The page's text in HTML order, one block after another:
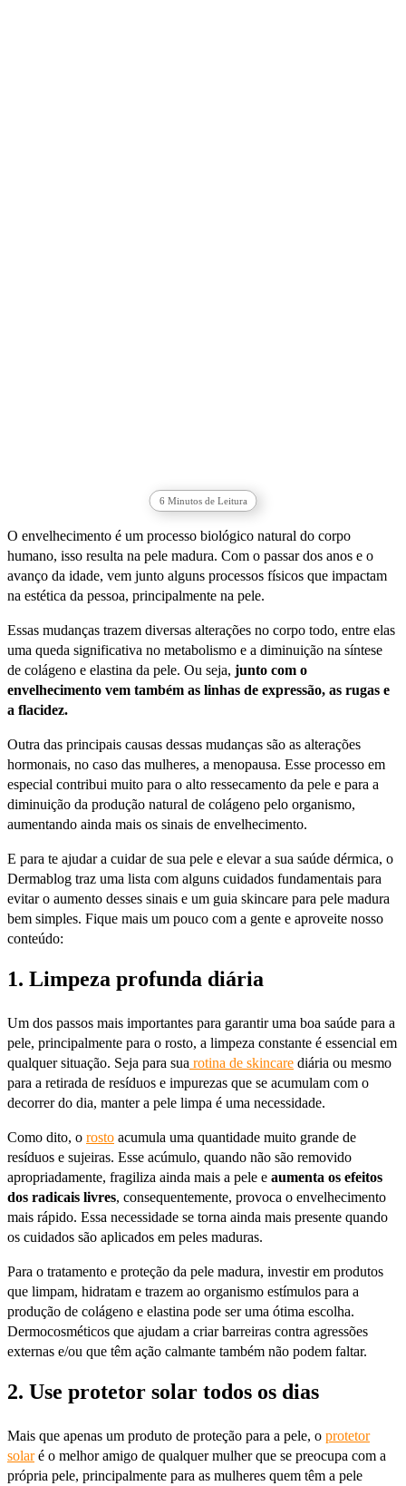
6 Minutos de Leitura
O envelhecimento é um processo biológico natural do corpo
humano, isso resulta na pele madura. Com o passar dos anos e o
avanço da idade, vem junto alguns processos físicos que impactam
na estética da pessoa, principalmente na pele.
Essas mudanças trazem diversas alterações no corpo todo, entre elas
uma queda significativa no metabolismo e a diminuição na síntese
de colágeno e elastina da pele. Ou seja, junto com o
envelhecimento vem também as linhas de expressão, as rugas e
a flacidez.
Outra das principais causas dessas mudanças são as alterações
hormonais, no caso das mulheres, a menopausa. Esse processo em
especial contribui muito para o alto ressecamento da pele e para a
diminuição da produção natural de colágeno pelo organismo,
aumentando ainda mais os sinais de envelhecimento.
E para te ajudar a cuidar de sua pele e elevar a sua saúde dérmica, o
Dermablog traz uma lista com alguns cuidados fundamentais para
evitar o aumento desses sinais e um guia skincare para pele madura
bem simples. Fique mais um pouco com a gente e aproveite nosso
conteúdo:
1. Limpeza profunda diária
Um dos passos mais importantes para garantir uma boa saúde para a
pele, principalmente para o rosto, a limpeza constante é essencial em
qualquer situação. Seja para sua rotina de skincare diária ou mesmo
para a retirada de resíduos e impurezas que se acumulam com o
decorrer do dia, manter a pele limpa é uma necessidade.
Como dito, o rosto acumula uma quantidade muito grande de
resíduos e sujeiras. Esse acúmulo, quando não são removido
apropriadamente, fragiliza ainda mais a pele e aumenta os efeitos
dos radicais livres, consequentemente, provoca o envelhecimento
mais rápido. Essa necessidade se torna ainda mais presente quando
os cuidados são aplicados em peles maduras.
Para o tratamento e proteção da pele madura, investir em produtos
que limpam, hidratam e trazem ao organismo estímulos para a
produção de colágeno e elastina pode ser uma ótima escolha.
Dermocosméticos que ajudam a criar barreiras contra agressões
externas e/ou que têm ação calmante também não podem faltar.
2. Use protetor solar todos os dias
Mais que apenas um produto de proteção para a pele, o protetor
solaré o melhor amigo de qualquer mulher que se preocupa com a
própria pele, principalmente para as mulheres quem têm a pele